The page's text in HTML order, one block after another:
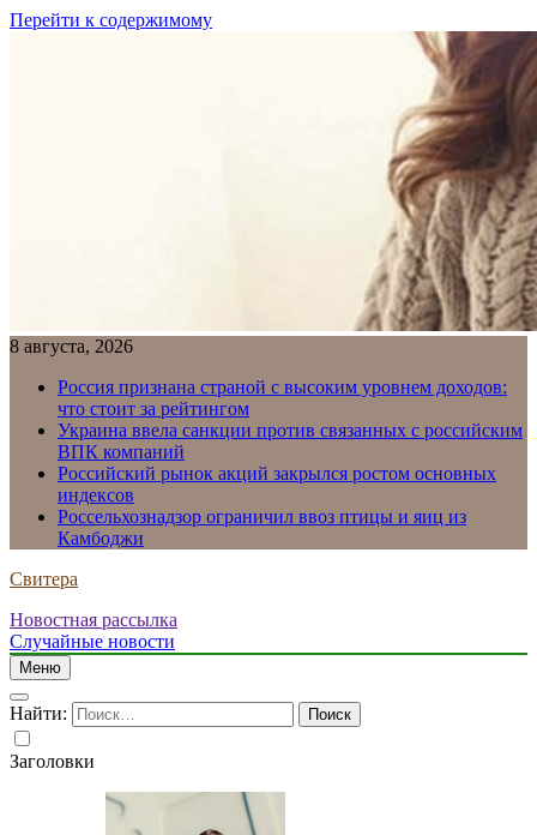
Перейти к содержимому
8 августа, 2026
Россия признана страной с высоким уровнем доходов:
что стоит за рейтингом
Украина ввела санкции против связанных с российским
ВПК компаний
Российский рынок акций закрылся ростом основных
индексов
Россельхознадзор ограничил ввоз птицы и яиц из
Камбоджи
Свитера
Новостная рассылка
Случайные новости
Меню
Найти:
Заголовки